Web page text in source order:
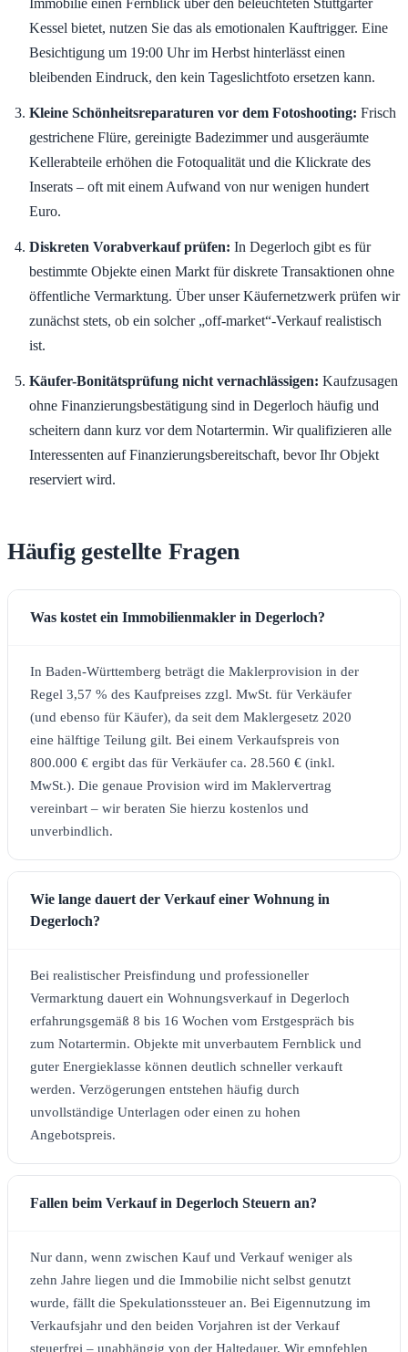
Kessel bietet, nutzen Sie das als emotionalen Kauftrigger. Eine
Besichtigung um 19:00 Uhr im Herbst hinterlässt einen
bleibenden Eindruck, den kein Tageslichtfoto ersetzen kann.
Kleine Schönheitsreparaturen vor dem Fotoshooting: Frisch
gestrichene Flüre, gereinigte Badezimmer und ausgeräumte
Kellerabteile erhöhen die Fotoqualität und die Klickrate des
Inserats – oft mit einem Aufwand von nur wenigen hundert
Euro.
Diskreten Vorabverkauf prüfen: In Degerloch gibt es für
bestimmte Objekte einen Markt für diskrete Transaktionen ohne
öffentliche Vermarktung. Über unser Käufernetzwerk prüfen wir
zunächst stets, ob ein solcher „off-market“-Verkauf realistisch
ist.
Käufer-Bonitätsprüfung nicht vernachlässigen: Kaufzusagen
ohne Finanzierungsbestätigung sind in Degerloch häufig und
scheitern dann kurz vor dem Notartermin. Wir qualifizieren alle
Interessenten auf Finanzierungsbereitschaft, bevor Ihr Objekt
reserviert wird.
Häufig gestellte Fragen
Was kostet ein Immobilienmakler in Degerloch?
In Baden-Württemberg beträgt die Maklerprovision in der
Regel 3,57 % des Kaufpreises zzgl. MwSt. für Verkäufer
(und ebenso für Käufer), da seit dem Maklergesetz 2020
eine hälftige Teilung gilt. Bei einem Verkaufspreis von
800.000 € ergibt das für Verkäufer ca. 28.560 € (inkl.
MwSt.). Die genaue Provision wird im Maklervertrag
vereinbart – wir beraten Sie hierzu kostenlos und
unverbindlich.
Wie lange dauert der Verkauf einer Wohnung in
Degerloch?
Bei realistischer Preisfindung und professioneller
Vermarktung dauert ein Wohnungsverkauf in Degerloch
erfahrungsgemäß 8 bis 16 Wochen vom Erstgespräch bis
zum Notartermin. Objekte mit unverbautem Fernblick und
guter Energieklasse können deutlich schneller verkauft
werden. Verzögerungen entstehen häufig durch
unvollständige Unterlagen oder einen zu hohen
Angebotspreis.
Fallen beim Verkauf in Degerloch Steuern an?
Nur dann, wenn zwischen Kauf und Verkauf weniger als
zehn Jahre liegen und die Immobilie nicht selbst genutzt
wurde, fällt die Spekulationssteuer an. Bei Eigennutzung im
Verkaufsjahr und den beiden Vorjahren ist der Verkauf
steuerfrei – unabhängig von der Haltedauer. Wir empfehlen